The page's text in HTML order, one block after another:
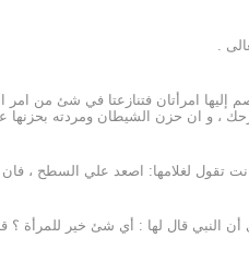
.
امرأتان فتنازعتا في شئ من
، و ان حزن الشيطان ومردته بحزنها
تقول لغلامها: اصعد علي السطح ،
النبي قال لها : أي شئ خير للمرأة ؟